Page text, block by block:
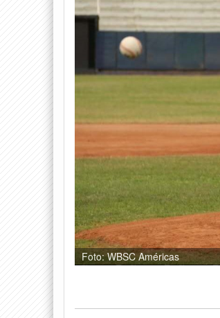
Foto: WBSC Américas